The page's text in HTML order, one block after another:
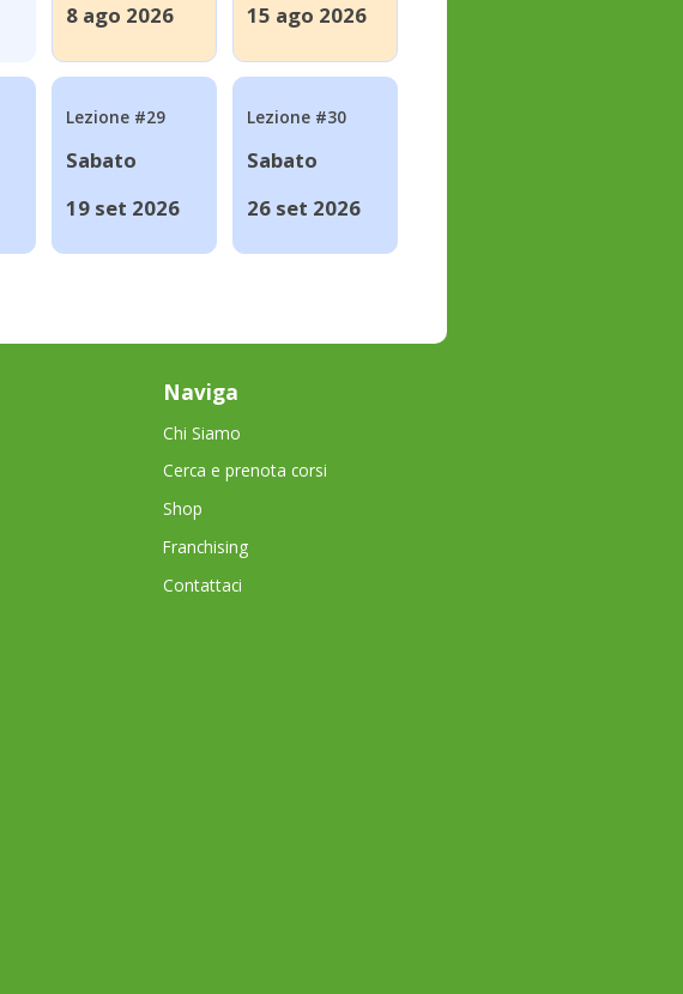
8 ago 2026
15 ago 2026
Lezione #29
Sabato
19 set 2026
Lezione #30
Sabato
26 set 2026
Naviga
Chi Siamo
Cerca e prenota corsi
Shop
Franchising
Contattaci